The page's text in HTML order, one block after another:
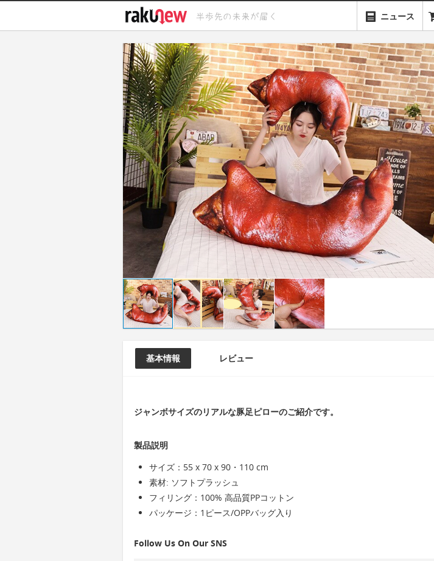
ニュース
基本情報 レビュー
ジャンボサイズのリアルな豚足ピローのご紹介です。
製品説明
サイズ：55 x 70 x 90・110 cm
素材: ソフトプラッシュ
フィリング：100% 高品質PPコットン
パッケージ：1ピース/OPPバッグ入り
Follow Us On Our SNS